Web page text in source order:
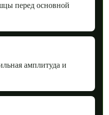
перед основной
амплитуда и